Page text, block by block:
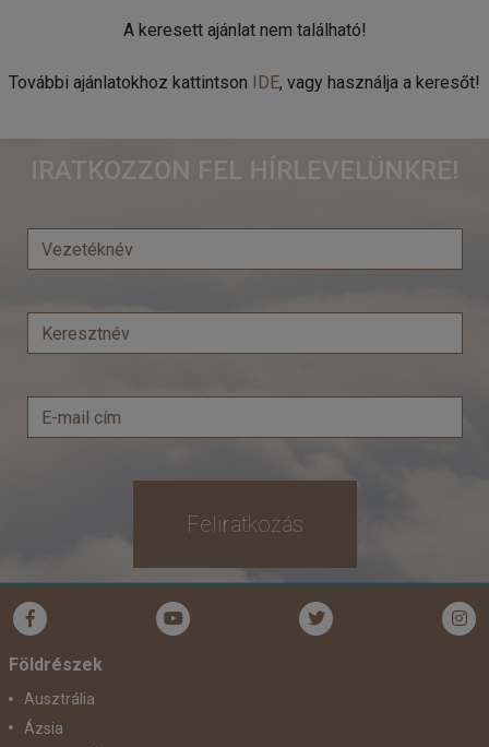
A keresett ajánlat nem található!
További ajánlatokhoz kattintson IDE, vagy használja a keresőt!
IRATKOZZON FEL HÍRLEVELÜNKRE!
Feliratkozás
Földrészek
Ausztrália
Ázsia